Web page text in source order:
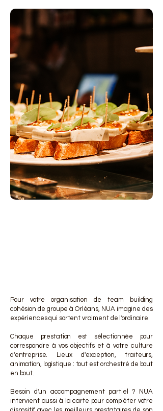
Pour votre organisation de team building
cohésion de groupe à Orléans, NUA imagine des
expériences qui sortent vraiment de l'ordinaire.
Chaque prestation est sélectionnée pour
correspondre à vos objectifs et à votre culture
d'entreprise. Lieux d'exception, traiteurs,
animation, logistique : tout est orchestré de bout
en bout.
Besoin d'un accompagnement partiel ? NUA
intervient aussi à la carte pour compléter votre